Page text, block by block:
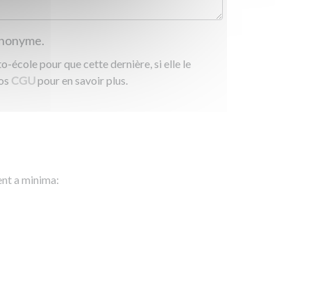
école pour que cette dernière, si elle le
CGUpour en savoir plus.
a minima: